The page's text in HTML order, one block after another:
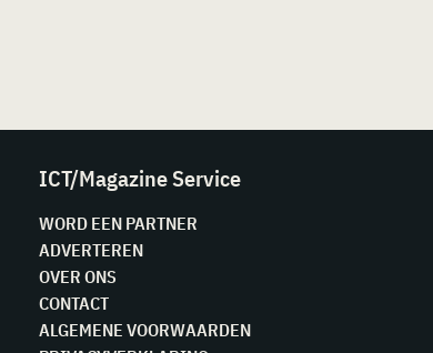
ICT/Magazine Service
WORD EEN PARTNER
ADVERTEREN
OVER ONS
CONTACT
ALGEMENE VOORWAARDEN